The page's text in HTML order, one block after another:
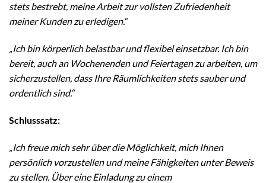
stets bestrebt, meine Arbeit zur vollsten Zufriedenheit
meiner Kunden zu erledigen.“
„Ich bin körperlich belastbar und flexibel einsetzbar. Ich bin
bereit, auch an Wochenenden und Feiertagen zu arbeiten, um
sicherzustellen, dass Ihre Räumlichkeiten stets sauber und
ordentlich sind.“
Schlusssatz:
„Ich freue mich sehr über die Möglichkeit, mich Ihnen
persönlich vorzustellen und meine Fähigkeiten unter Beweis
zu stellen. Über eine Einladung zu einem